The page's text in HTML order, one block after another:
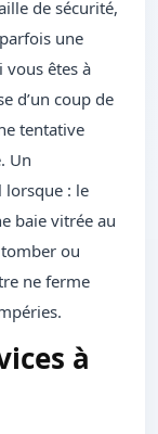
de sécurité,
une
vous êtes à
d’un coup de
tentative
Un
lorsque : le
baie vitrée au
ou
ne ferme
à